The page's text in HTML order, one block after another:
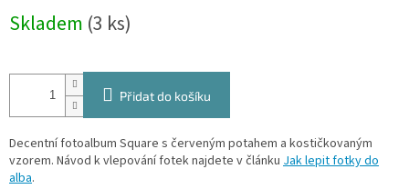
cena:
Skladem (3 ks)
Přidat do košíku
Decentní fotoalbum Square s červeným potahem a kostičkovaným
vzorem. Návod k vlepování fotek najdete v článku Jak lepit fotky do
alba.